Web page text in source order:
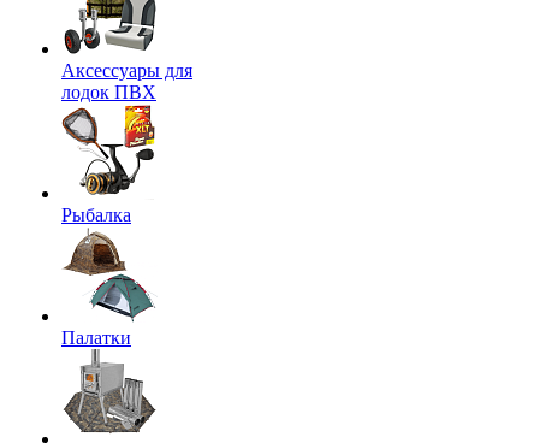
Аксессуары для
лодок ПВХ
Рыбалка
Палатки